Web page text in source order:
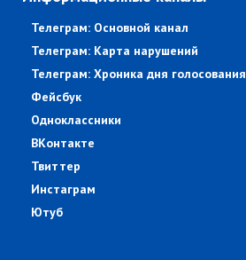
Телеграм: Основной канал
Телеграм: Карта нарушений
Телеграм: Хроника дня голосования
Фейсбук
Одноклассники
ВКонтакте
Твиттер
Инстаграм
Ютуб